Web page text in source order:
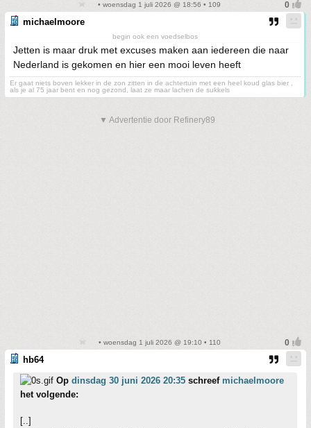
• woensdag 1 juli 2026 @ 18:56 • 109
michaelmoore
begin ook een voedselbos
Jetten is maar druk met excuses maken aan iedereen die naar
Nederland is gekomen en hier een mooi leven heeft
Er gaat niets boven lekker in de zon zitten in de achtertuin met een heel koud glas bier ,
als je al 75 jaar bent en nog gezond, laat ze maar lachen de sukkels
▼ Advertentie door Refinery89
• woensdag 1 juli 2026 @ 19:10 • 110
hb64
Op dinsdag 30 juni 2026 20:35 schreef michaelmoore
het volgende:
[..]